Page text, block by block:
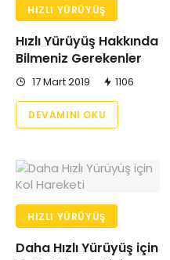
HIZLI YÜRÜYÜŞ
Hızlı Yürüyüş Hakkında
Bilmeniz Gerekenler
17 Mart 2019 1106
DEVAMINI OKU
HIZLI YÜRÜYÜŞ
Daha Hızlı Yürüyüş için